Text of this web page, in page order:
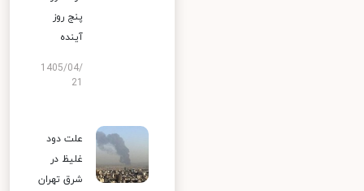
پنج روز
آینده
1405/04/
علت دود
غلیظ در
شرق تهران